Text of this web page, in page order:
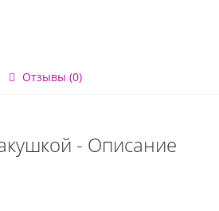
Отзывы (0)
- Описание